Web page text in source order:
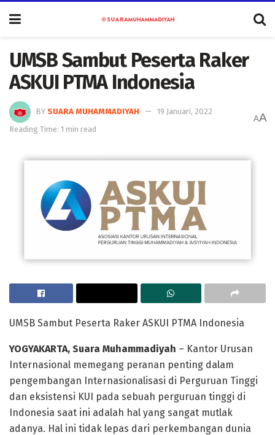
UMSB Sambut Peserta Raker
ASKUI PTMA Indonesia
BY SUARA MUHAMMADIYAH
19 Januari, 2022
Reading Time: 1 min read
AA
UMSB Sambut Peserta Raker ASKUI PTMA Indonesia
YOGYAKARTA, Suara Muhammadiyah – Kantor Urusan
Internasional memegang peranan penting dalam
pengembangan Internasionalisasi di Perguruan Tinggi
dan eksistensi KUI pada sebuah perguruan tinggi di
Indonesia saat ini adalah hal yang sangat mutlak
adanya. Hal ini tidak lepas dari perkembangan dunia